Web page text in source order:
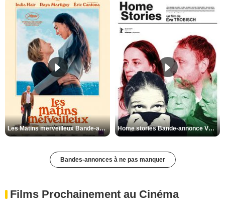
Les Matins merveilleux Bande-annonce VF Home stories Bande-annonce VO STFR
Bandes-annonces à ne pas manquer
Films Prochainement au Cinéma